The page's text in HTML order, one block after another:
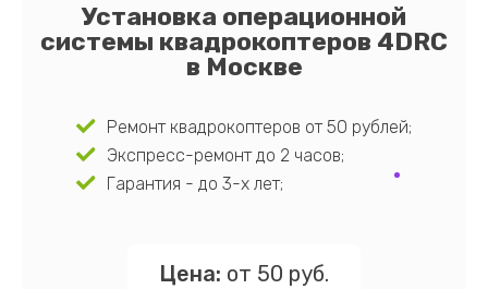
Установка операционной
системы квадрокоптеров 4DRC
в Москве
Ремонт квадрокоптеров от 50 рублей;
Экспресс-ремонт до 2 часов;
Гарантия - до 3-х лет;
Цена: от 50 руб.